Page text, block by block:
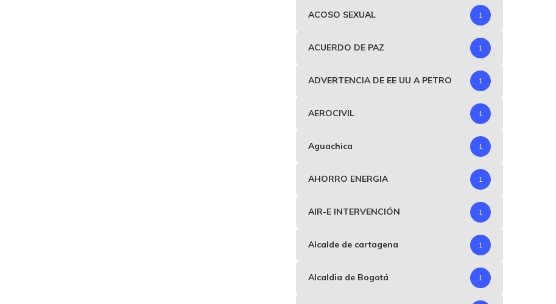
ACOSO SEXUAL 1
ACUERDO DE PAZ 1
ADVERTENCIA DE EE UU A PETRO 1
AEROCIVIL 1
Aguachica 1
AHORRO ENERGIA 1
AIR-E INTERVENCIÓN 1
Alcalde de cartagena 1
Alcaldia de Bogotá 1